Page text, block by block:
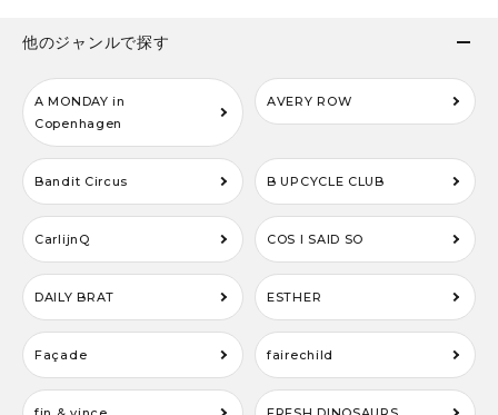
他のジャンルで探す
A MONDAY in
Copenhagen
AVERY ROW
Bandit Circus B UPCYCLE CLUB
CarlijnQ COS I SAID SO
DAILY BRAT ESTHER
Façade fairechild